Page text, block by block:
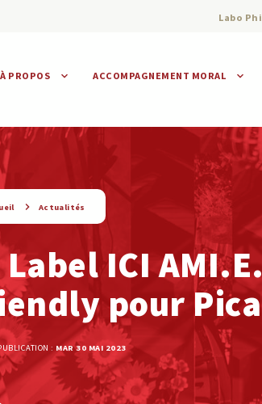
Labo
À PROPOS ACCOMPAGNEMENT MORAL
Assistance morale
Actualités
Label ICI
pour
: MAR 30 MAI 2023